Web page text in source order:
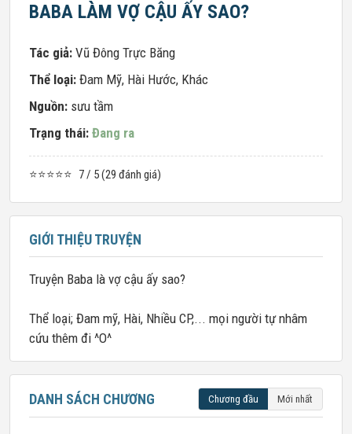
BABA LÀM VỢ CẬU ẤY SAO?
Tác giả: Vũ Đông Trực Băng
Thể loại: Đam Mỹ, Hài Hước, Khác
Nguồn: sưu tầm
Trạng thái: Đang ra
⭐⭐⭐⭐⭐ 7 / 5 (29 đánh giá)
GIỚI THIỆU TRUYỆN
Truyện Baba là vợ cậu ấy sao?
Thể loại; Đam mỹ, Hài, Nhiều CP,... mọi người tự nhâm
cứu thêm đi ^O^
DANH SÁCH CHƯƠNG Chương đầu Mới nhất